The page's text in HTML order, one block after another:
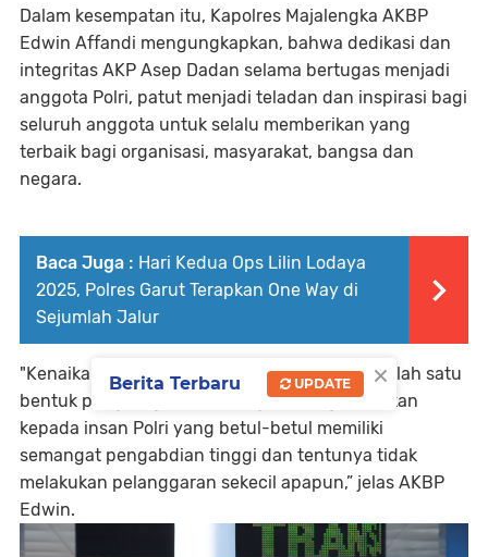
Dalam kesempatan itu, Kapolres Majalengka AKBP
Edwin Affandi mengungkapkan, bahwa dedikasi dan
integritas AKP Asep Dadan selama bertugas menjadi
anggota Polri, patut menjadi teladan dan inspirasi bagi
seluruh anggota untuk selalu memberikan yang
terbaik bagi organisasi, masyarakat, bangsa dan
negara.
Baca Juga : Hari Kedua Ops Lilin Lodaya
2025, Polres Garut Terapkan One Way di
Sejumlah Jalur
"Kenaikan pangkat pengabdian merupakan salah satu
bentuk penghargaan dari Negara yang diberikan
kepada insan Polri yang betul-betul memiliki
semangat pengabdian tinggi dan tentunya tidak
melakukan pelanggaran sekecil apapun,” jelas AKBP
Edwin.
×
Berita Terbaru UPDATE